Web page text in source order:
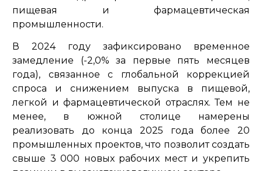
пищевая и фармацевтическая
промышленности.
В 2024 году зафиксировано временное
замедление (-2,0% за первые пять месяцев
года), связанное с глобальной коррекцией
спроса и снижением выпуска в пищевой,
легкой и фармацевтической отраслях. Тем не
менее, в южной столице намерены
реализовать до конца 2025 года более 20
промышленных проектов, что позволит создать
свыше 3 000 новых рабочих мест и укрепить